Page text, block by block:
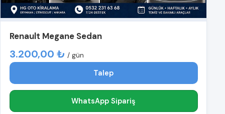
Renault Megane Sedan
3.200,00 ₺ / gün
Talep
WhatsApp Sipariş